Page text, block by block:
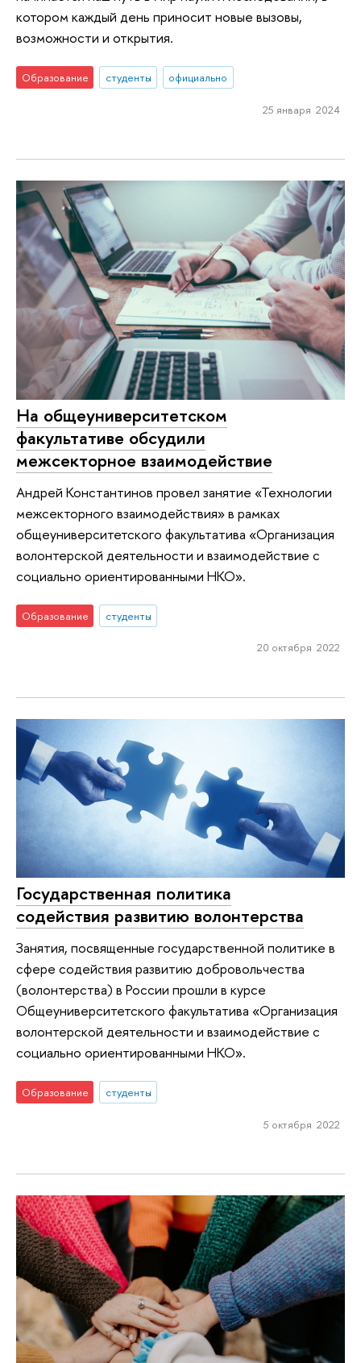
котором каждый день приносит новые вызовы,
возможности и открытия.
Образование студенты официально
25 января 2024
На общеуниверситетском
факультативе обсудили
межсекторное взаимодействие
Андрей Константинов провел занятие «Технологии
межсекторного взаимодействия» в рамках
общеуниверситетского факультатива «Организация
волонтерской деятельности и взаимодействие с
социально ориентированными НКО».
Образование студенты
20 октября 2022
Государственная политика
содействия развитию волонтерства
Занятия, посвященные государственной политике в
сфере содействия развитию добровольчества
(волонтерства) в России прошли в курсе
Общеуниверситетского факультатива «Организация
волонтерской деятельности и взаимодействие с
социально ориентированными НКО».
Образование студенты
5 октября 2022